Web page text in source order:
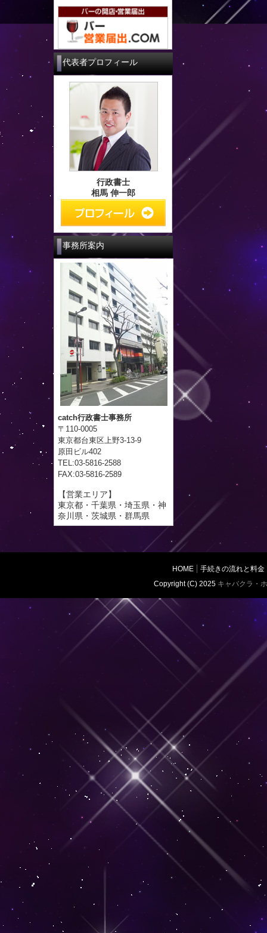
代表者プロフィール
行政書士
相馬 伸一郎
事務所案内
catch行政書士事務所
〒110-0005
東京都台東区上野3-13-9
原田ビル402
TEL:03-5816-2588
FAX:03-5816-2589
【営業エリア】
東京都・千葉県・埼玉県・神
奈川県・茨城県・群馬県
HOME
手続きの流れと料金
Copyright (C) 2025 キャバクラ・